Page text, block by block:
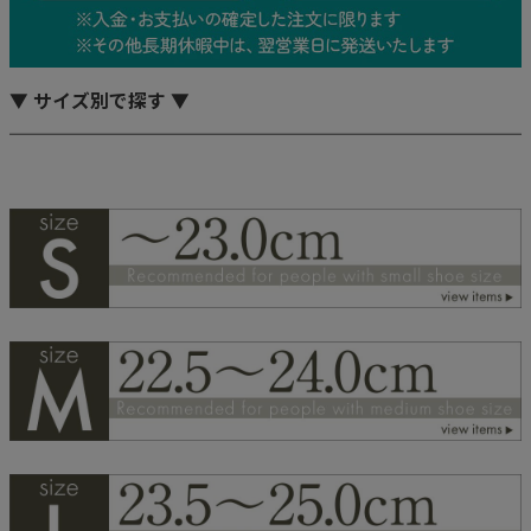
▼ サイズ別で探す ▼